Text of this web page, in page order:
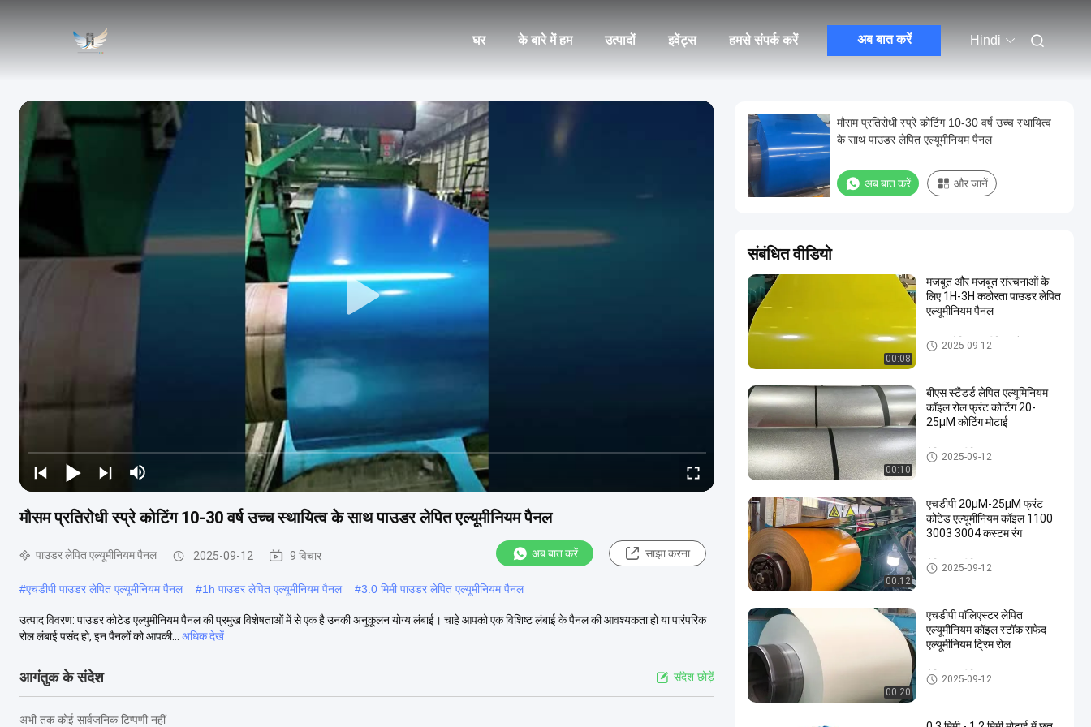
घर के बारे में हम उत्पादों इवेंट्स हमसे संपर्क करें अब बात करें Hindi
मौसम प्रतिरोधी स्प्रे कोटिंग 10-30 वर्ष उच्च स्थायित्व के साथ पाउडर लेपित एल्यूमीनियम पैनल
पाउडर लेपित एल्यूमीनियम पैनल 2025-09-12 9 विचार अब बात करें साझा करना
#एचडीपी पाउडर लेपित एल्यूमीनियम पैनल #1h पाउडर लेपित एल्यूमीनियम पैनल #3.0 मिमी पाउडर लेपित एल्यूमीनियम पैनल
उत्पाद विवरण: पाउडर कोटेड एल्युमीनियम पैनल की प्रमुख विशेषताओं में से एक है उनकी अनुकूलन योग्य लंबाई। चाहे आपको एक विशिष्ट लंबाई के पैनल की आवश्यकता हो या पारंपरिक
रोल लंबाई पसंद हो, इन पैनलों को आपकी...
अधिक देखें
आगंतुक के संदेश संदेश छोड़ें
अभी तक कोई सार्वजनिक टिप्पणी नहीं
मौसम प्रतिरोधी स्प्रे कोटिंग 10-30 वर्ष उच्च स्थायित्व
के साथ पाउडर लेपित एल्यूमीनियम पैनल
अब बात करें और जानें
संबंधित वीडियो
00:08
मजबूत और मजबूत संरचनाओं के
लिए 1H-3H कठोरता पाउडर लेपित
एल्यूमीनियम पैनल
पाउडर लेपित एल्यूमीनियम पैनल
2025-09-12
00:10
बीएस स्टैंडर्ड लेपित एल्यूमिनियम
कॉइल रोल फ्रंट कोटिंग 20-
25μM कोटिंग मोटाई
लेपित एल्यूमीनियम कॉइल
2025-09-12
00:12
एचडीपी 20μM-25μM फ्रंट
कोटेड एल्यूमीनियम कॉइल 1100
3003 3004 कस्टम रंग
लेपित एल्यूमीनियम कॉइल
2025-09-12
00:20
एचडीपी पॉलिएस्टर लेपित
एल्यूमीनियम कॉइल स्टॉक सफेद
एल्यूमीनियम ट्रिम रोल
लेपित एल्यूमीनियम कॉइल
2025-09-12